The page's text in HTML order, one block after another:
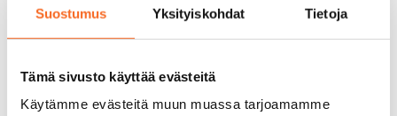
Suostumus Yksityiskohdat Tietoja
Tämä sivusto käyttää evästeitä
Käytämme evästeitä muun muassa tarjoamamme
Toistaiseksi voimassa oleva, minimi asumisaika
12 kk